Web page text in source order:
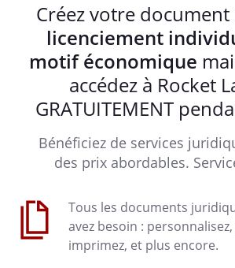
Créez votre document
licenciement
motif économique
accédez à Rocket
GRATUITEMENT
Bénéficiez de services
des prix abordables.
Tous les documents
avez besoin :
imprimez, et plus encore.